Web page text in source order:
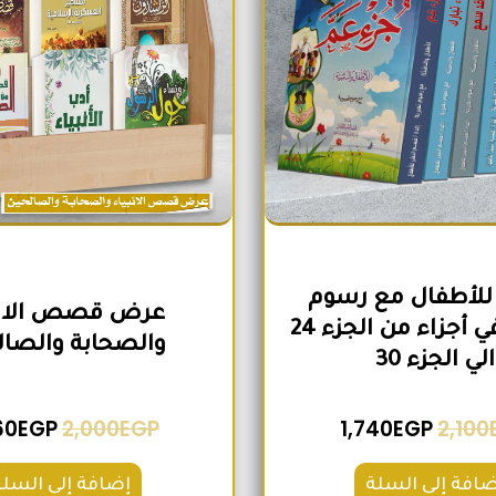
مع رسوم
تعبيرية في أجزاء من الجزء 24
الي الجزء 30
2,100
1,740EGP
إلى السلة
عرض قصص
والصحابة
2,000EGP
EGP
إضافة إلى